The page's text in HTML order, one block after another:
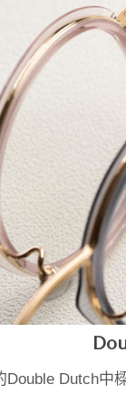
Double Dutch中